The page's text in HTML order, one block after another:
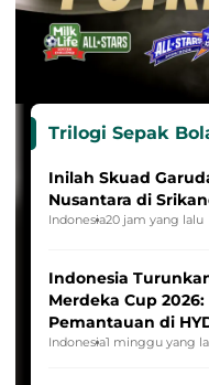
Trilogi Sepak
Inilah Skuad
Nusantara di
Indonesia20 jam yang lalu
Indonesia
Merdeka Cup
Pemantauan di
League
Indonesia1 minggu yang